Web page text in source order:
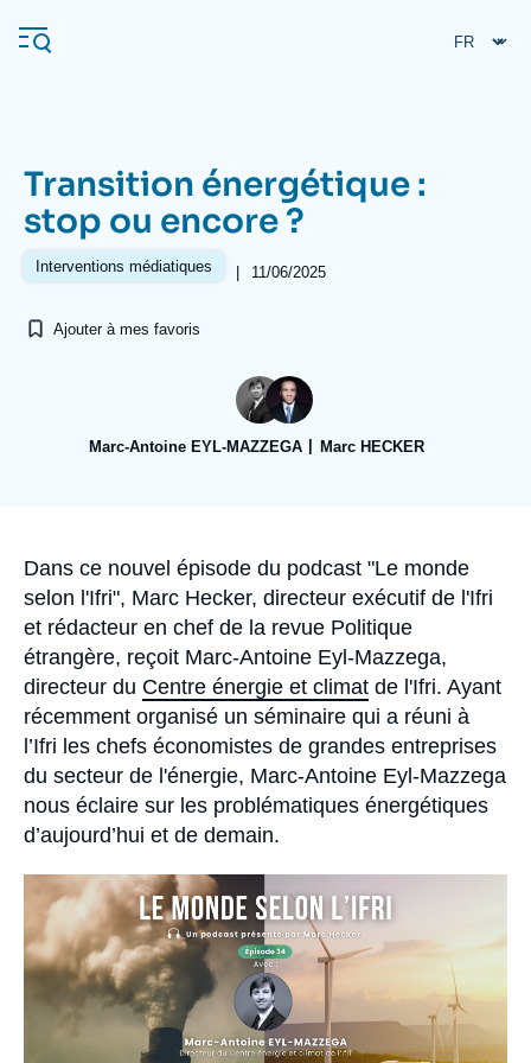
au
contenu
Navigation
principale
L'Ifri
Analyses
Nous soutenir
Recherches fréquentes
Proche-Orient
Transition énergétique :
stop ou encore ?
Interventions médiatiques | 11/06/2025
Ajouter à mes favoris
Marc-Antoine EYL-MAZZEGA Marc HECKER
Accroche
Dans ce nouvel épisode du podcast "Le monde
selon l'Ifri", Marc Hecker, directeur exécutif de l'Ifri
et rédacteur en chef de la revue Politique
étrangère, reçoit Marc-Antoine Eyl-Mazzega,
directeur du Centre énergie et climat de l'Ifri. Ayant
récemment organisé un séminaire qui a réuni à
l’Ifri les chefs économistes de grandes entreprises
du secteur de l'énergie, Marc-Antoine Eyl-Mazzega
nous éclaire sur les problématiques énergétiques
d’aujourd’hui et de demain.
Image
principale
médiatique